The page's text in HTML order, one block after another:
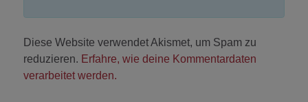
Diese Website verwendet Akismet, um Spam zu
reduzieren. Erfahre, wie deine Kommentardaten
verarbeitet werden.